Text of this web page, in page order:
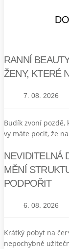
RANNÍ
ŽENY, KTERÉ
7. 08. 2026
Budík zvoní pozdě,
vy máte pocit, že
NEVIDITELNÁ
MĚNÍ
PODPOŘIT
6. 08. 2026
Krátký pobyt na
nepochybně